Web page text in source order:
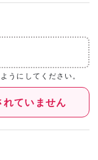
うにしてください。
ていません